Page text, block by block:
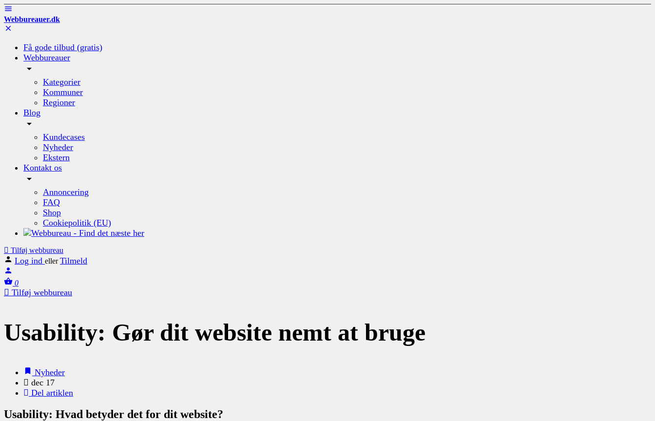
Webbureauer.dk
Få gode tilbud (gratis)
Webbureauer
Kategorier
Kommuner
Regioner
Blog
Kundecases
Nyheder
Ekstern
Kontakt os
Annoncering
FAQ
Shop
Cookiepolitik (EU)
Tilføj webbureau
Log ind eller Tilmeld
0
Tilføj webbureau
Usability: Gør dit website nemt at bruge
Nyheder
dec 17
Del artiklen
Usability: Hvad betyder det for dit website?